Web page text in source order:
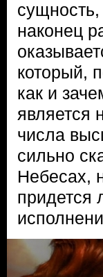
наконец
который,
как и
является
числа
сильно
Небесах,
придется